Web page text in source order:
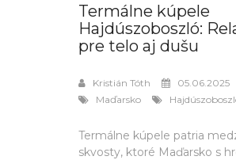
Termálne kúpele
Hajdúszoboszló:
pre telo aj dušu
Kristián Tóth
05.06.2025
Maďarsko
Termálne kúpele patria
skvosty, ktoré Maďarsko s